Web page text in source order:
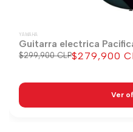
YAMAHA
Guitarra electrica
Precio
$299,900 CLPPrecio
$279,900
Ver